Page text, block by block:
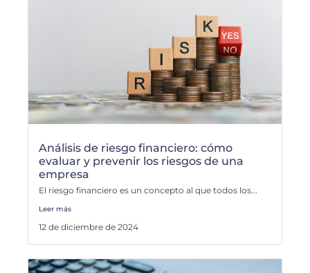
Análisis de riesgo financiero: cómo
evaluar y prevenir los riesgos de una
empresa
El riesgo financiero es un concepto al que todos los...
Leer más
12 de diciembre de 2024